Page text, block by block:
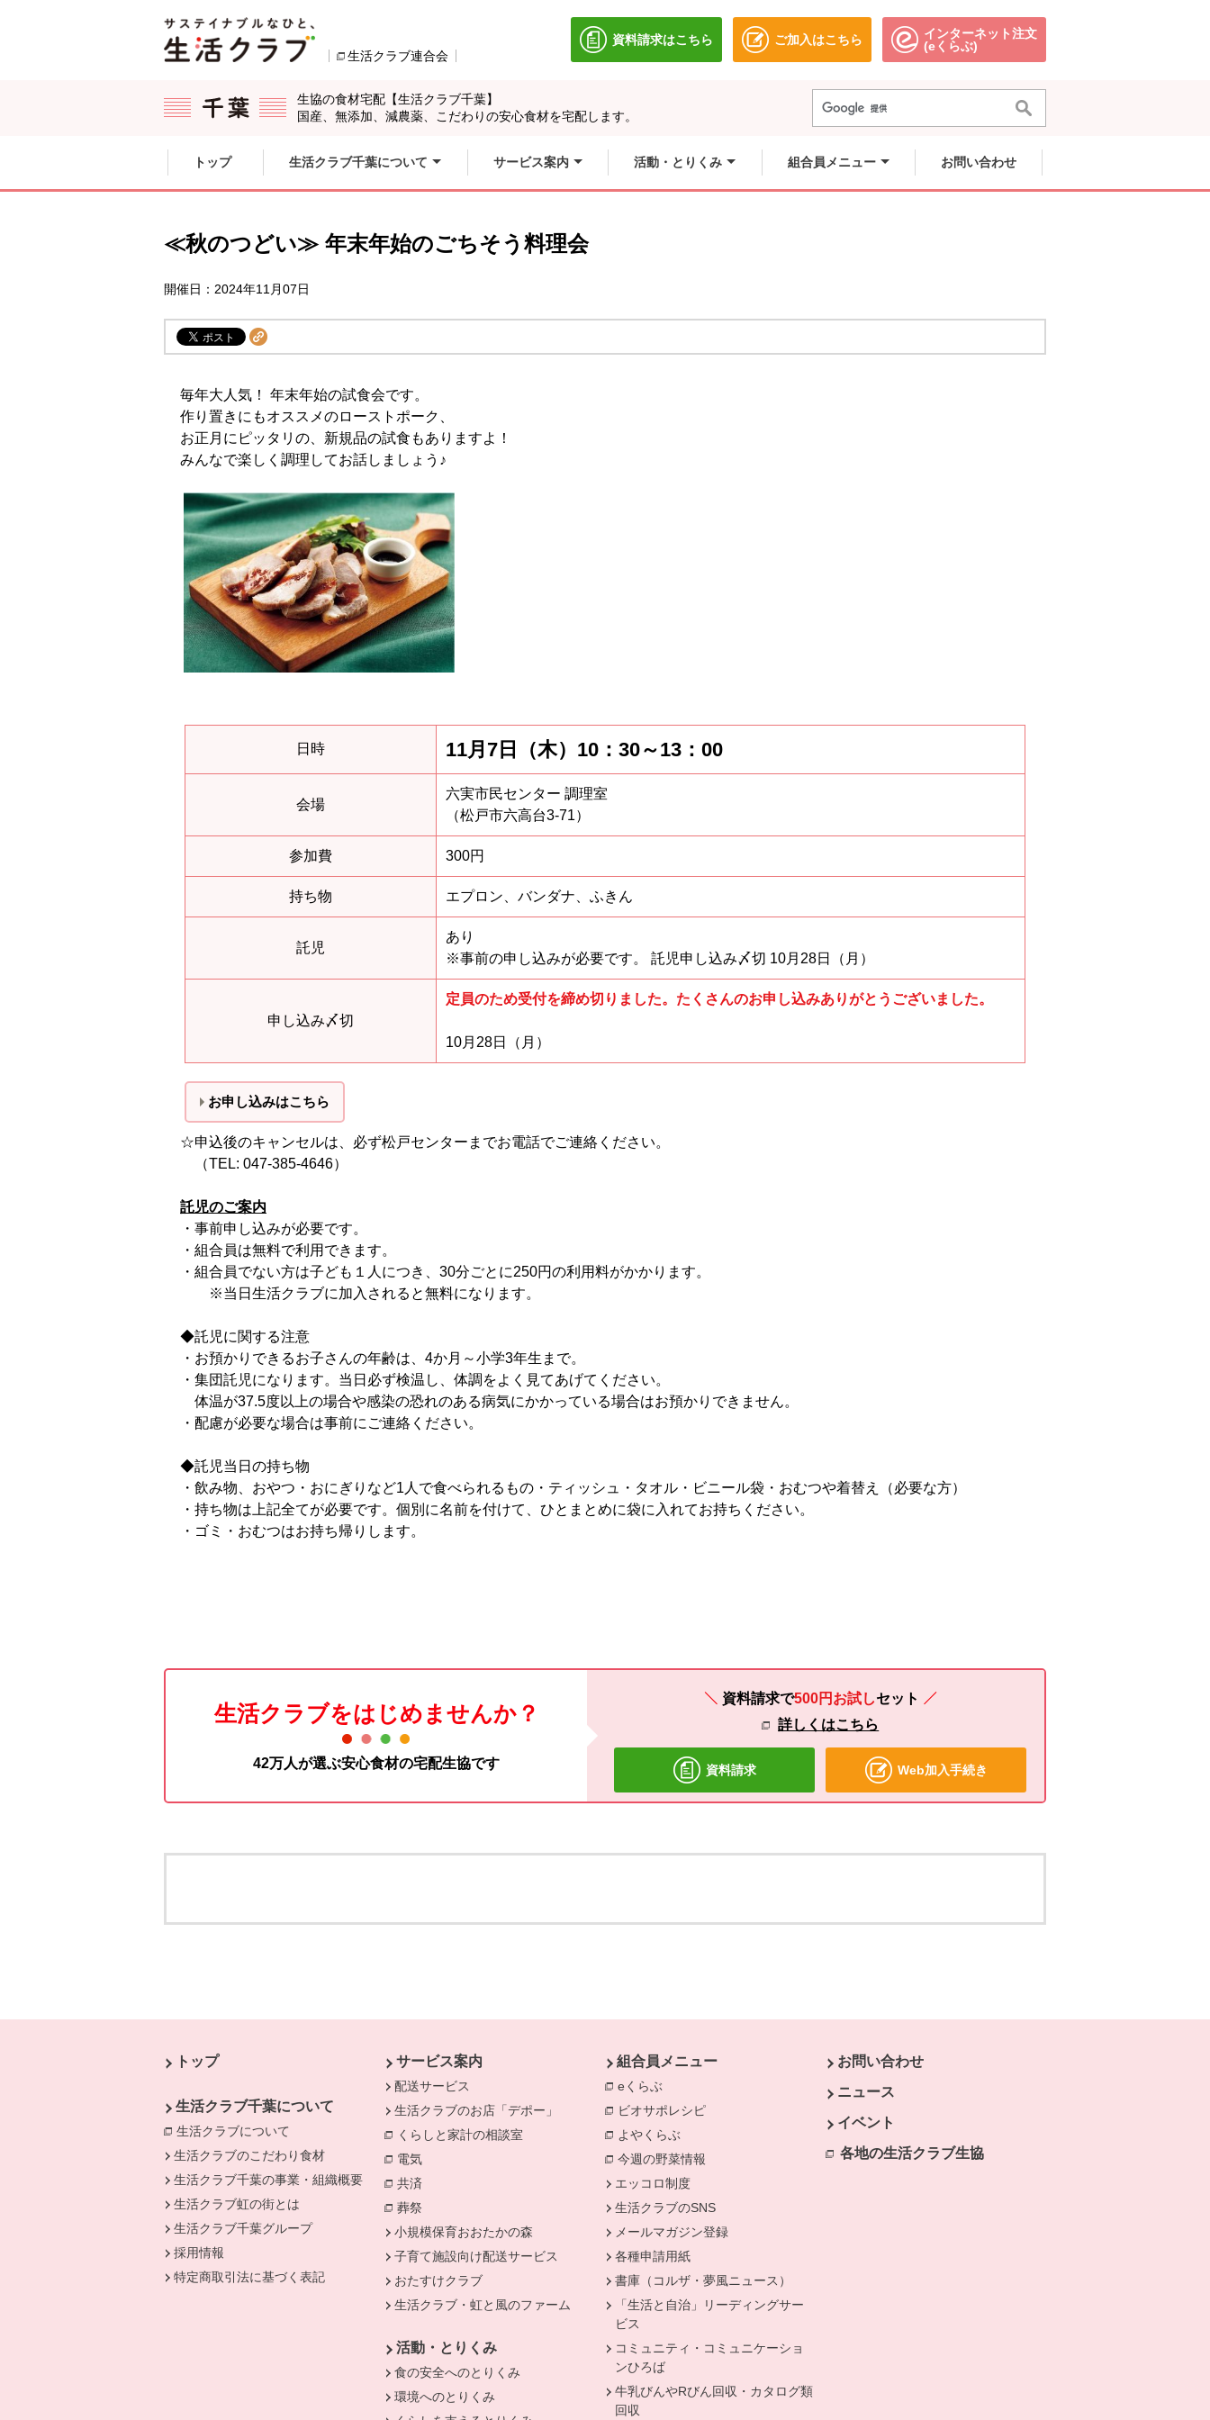
生活クラブ連合会 別のウィンドウで開きます。
資料請求はこちら
別のウィンドウで開きます。ご加入はこちら
別のウィンドウで開きます。
インターネット注文
(eくらぶ)別のウィンドウで開きます。
生協の食材宅配【生活クラブ千葉】
国産、無添加、減農薬、こだわりの安心食材を宅配します。
ここからサイト内共通メニューです。
サイト内共通メニューをスキップする
トップ 生活クラブ千葉について サービス案内 活動・とりくみ 組合員メニュー お問い合わせ
≪秋のつどい≫ 年末年始のごちそう料理会
開催日：2024年11月07日
毎年大人気！ 年末年始の試食会です。
作り置きにもオススメのローストポーク、
お正月にピッタリの、新規品の試食もありますよ！
みんなで楽しく調理してお話しましょう♪
日時 11月7日（木）10：30～13：00
会場
六実市民センター 調理室
（松戸市六高台3-71）
参加費 300円
持ち物 エプロン、バンダナ、ふきん
託児
あり
※事前の申し込みが必要です。 託児申し込み〆切 10月28日（月）
申し込み〆切
定員のため受付を締め切りました。たくさんのお申し込みありがとうございました。
10月28日（月）
お申し込みはこちら
☆申込後のキャンセルは、必ず松戸センターまでお電話でご連絡ください。
（TEL: 047-385-4646）
託児のご案内
・事前申し込みが必要です。
・組合員は無料で利用できます。
・組合員でない方は子ども１人につき、30分ごとに250円の利用料がかかります。
※当日生活クラブに加入されると無料になります。
◆託児に関する注意
・お預かりできるお子さんの年齢は、4か月～小学3年生まで。
・集団託児になります。当日必ず検温し、体調をよく見てあげてください。
体温が37.5度以上の場合や感染の恐れのある病気にかかっている場合はお預かりできません。
・配慮が必要な場合は事前にご連絡ください。
◆託児当日の持ち物
・飲み物、おやつ・おにぎりなど1人で食べられるもの・ティッシュ・タオル・ビニール袋・おむつや着替え（必要な方）
・持ち物は上記全てが必要です。個別に名前を付けて、ひとまとめに袋に入れてお持ちください。
・ゴミ・おむつはお持ち帰りします。
生活クラブをはじめませんか？
42万人が選ぶ安心食材の宅配生協です
資料請求で500円お試しセット
詳しくはこちら
資料請求 Web加入手続き
トップ
生活クラブ千葉について
生活クラブについて
別のウィンドウで開きます。
生活クラブのこだわり食材
生活クラブ千葉の事業・組織概要
生活クラブ虹の街とは
生活クラブ千葉グループ
採用情報
特定商取引法に基づく表記
サービス案内
配送サービス
生活クラブのお店「デポー」
くらしと家計の相談室 別のウィンドウで開きます。
電気
共済
葬祭
小規模保育おおたかの森
子育て施設向け配送サービス
おたすけクラブ
生活クラブ・虹と風のファーム
活動・とりくみ
食の安全へのとりくみ
環境へのとりくみ
組合員メニュー
eくらぶ
ビオサポレシピ
よやくらぶ 別のウィンドウで開きます。
今週の野菜情報 別のウィンドウで開きます。
エッコロ制度
生活クラブのSNS
メールマガジン登録
各種申請用紙
書庫（コルザ・夢風ニュース）
「生活と自治」リーディングサー
ビス
コミュニティ・コミュニケーショ
ンひろば
牛乳びんやRびん回収・カタログ類
回収
お問い合わせ
ニュース
イベント
各地の生活クラブ生協